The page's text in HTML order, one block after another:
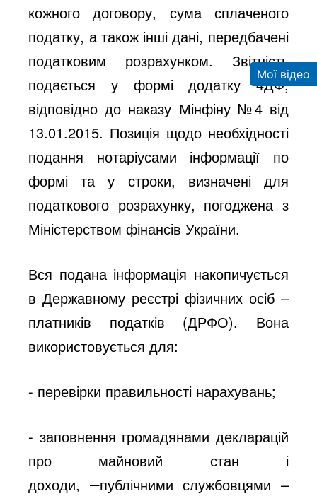
кожного договору, сума сплаченого
податку, а також інші дані, передбачені
податковим розрахунком. Звітність
подається у формі додатку 4ДФ,
відповідно до наказу Мінфіну №4 від
13.01.2015. Позиція щодо необхідності
подання нотаріусами інформації по
формі та у строки, визначені для
податкового розрахунку, погоджена з
Міністерством фінансів України.
Вся подана інформація накопичується
в Державному реєстрі фізичних осіб –
платників податків (ДРФО). Вона
використовується для:
- перевірки правильності нарахувань;
- заповнення громадянами декларацій
про майновий стан і
доходи,
публічними службовцями –
Мої відео